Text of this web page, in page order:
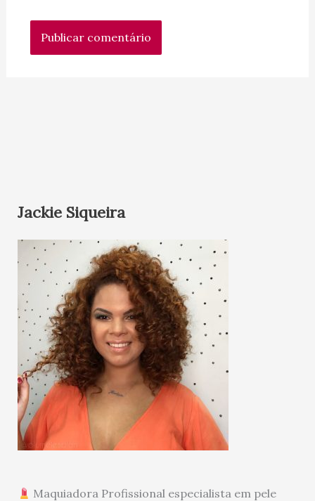
Jackie Siqueira
Maquiadora Profissional especialista em pele